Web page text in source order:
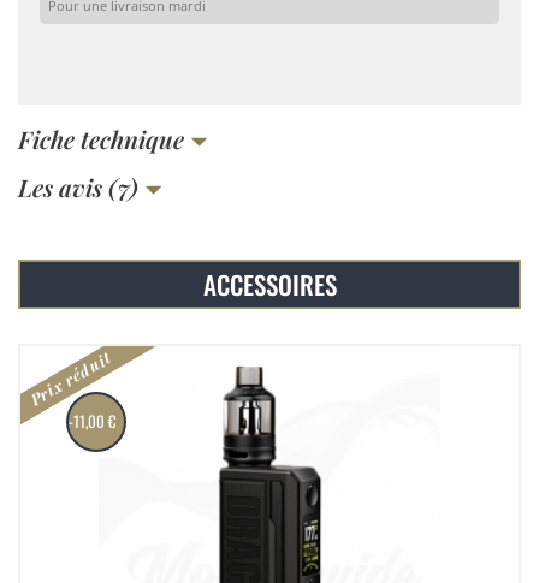
Pour une livraison mardi
Fiche technique
Les avis (7)
ACCESSOIRES
Prix réduit
-11,00 €